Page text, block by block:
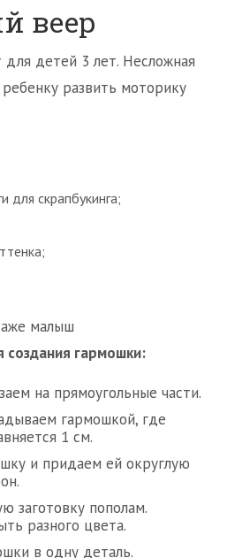
веер
детей 3 лет. Несложная
развить моторику
для скрапбукинга;
малыш
создания гармошки:
на прямоугольные части.
гармошкой, где
1 см.
и придаем ей округлую
заготовку пополам.
разного цвета.
в одну деталь.